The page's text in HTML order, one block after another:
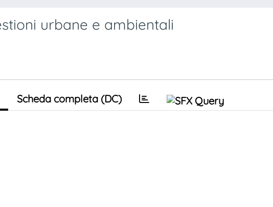
urbane e ambientali
Scheda completa (DC)